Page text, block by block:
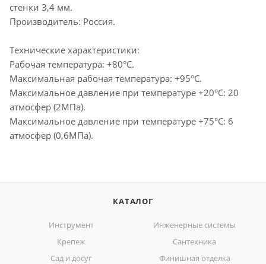
стенки 3,4 мм.
Производитель: Россия.
Технические характеристики:
Рабочая температура: +80°С.
Максимальная рабочая температура: +95°С.
Максимальное давление при температуре +20°С: 20
атмосфер (2МПа).
Максимальное давление при температуре +75°С: 6
атмосфер (0,6МПа).
КАТАЛОГ
Инструмент
Инженерные системы
Крепеж
Сантехника
Сад и досуг
Финишная отделка